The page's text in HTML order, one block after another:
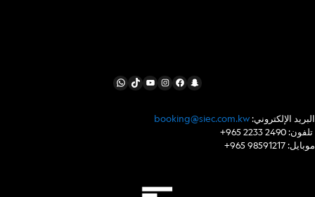
WhatsApp
TikTokYouTube
Instagram
Facebook
Snapchat
booking@siec.com.kw :البريد الإلكتروني
+965 98591217 :موبايل